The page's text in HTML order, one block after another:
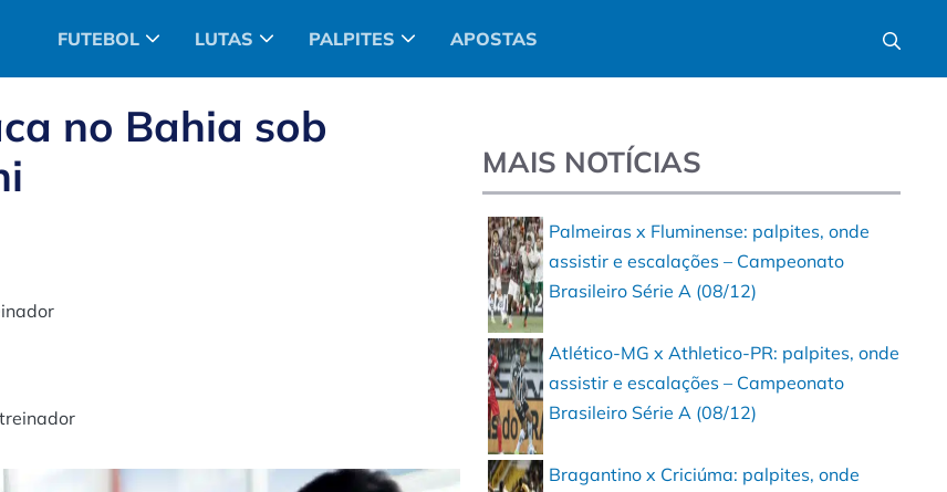
FUTEBOL LUTAS PALPITES APOSTAS
no Bahia sob
MAIS NOTÍCIAS
Palmeiras x Fluminense: palpites, onde
assistir e escalações – Campeonato
Brasileiro Série A (08/12)
Atlético-MG x Athletico-PR: palpites, onde
assistir e escalações – Campeonato
Brasileiro Série A (08/12)
Bragantino x Criciúma: palpites, onde